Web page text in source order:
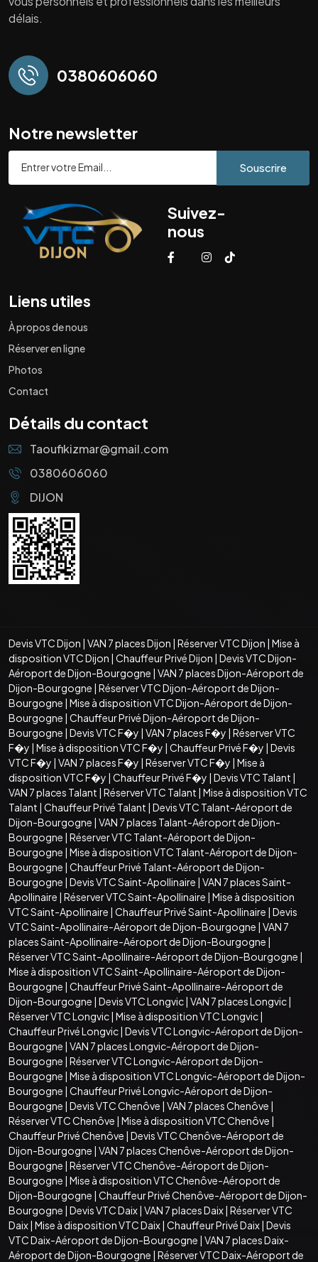
délais.
0380606060
Notre newsletter
Souscrire
Suivez-
nous
Liens utiles
À propos de nous
Réserver en ligne
Photos
Contact
Détails du contact
Taoufikizmar@gmail.com
0380606060
DIJON
Devis VTC Dijon | VAN 7 places Dijon | Réserver VTC Dijon | Mise à
disposition VTC Dijon | Chauffeur Privé Dijon | Devis VTC Dijon-
Aéroport de Dijon-Bourgogne | VAN 7 places Dijon-Aéroport de
Dijon-Bourgogne | Réserver VTC Dijon-Aéroport de Dijon-
Bourgogne | Mise à disposition VTC Dijon-Aéroport de Dijon-
Bourgogne | Chauffeur Privé Dijon-Aéroport de Dijon-
Bourgogne | Devis VTC F�y | VAN 7 places F�y | Réserver VTC
F�y | Mise à disposition VTC F�y | Chauffeur Privé F�y | Devis
VTC F�y | VAN 7 places F�y | Réserver VTC F�y | Mise à
disposition VTC F�y | Chauffeur Privé F�y | Devis VTC Talant |
VAN 7 places Talant | Réserver VTC Talant | Mise à disposition VTC
Talant | Chauffeur Privé Talant | Devis VTC Talant-Aéroport de
Dijon-Bourgogne | VAN 7 places Talant-Aéroport de Dijon-
Bourgogne | Réserver VTC Talant-Aéroport de Dijon-
Bourgogne | Mise à disposition VTC Talant-Aéroport de Dijon-
Bourgogne | Chauffeur Privé Talant-Aéroport de Dijon-
Bourgogne | Devis VTC Saint-Apollinaire | VAN 7 places Saint-
Apollinaire | Réserver VTC Saint-Apollinaire | Mise à disposition
VTC Saint-Apollinaire | Chauffeur Privé Saint-Apollinaire | Devis
VTC Saint-Apollinaire-Aéroport de Dijon-Bourgogne | VAN 7
places Saint-Apollinaire-Aéroport de Dijon-Bourgogne |
Réserver VTC Saint-Apollinaire-Aéroport de Dijon-Bourgogne |
Mise à disposition VTC Saint-Apollinaire-Aéroport de Dijon-
Bourgogne | Chauffeur Privé Saint-Apollinaire-Aéroport de
Dijon-Bourgogne | Devis VTC Longvic| VAN 7 places Longvic|
Réserver VTC Longvic| Mise à disposition VTC Longvic|
Chauffeur Privé Longvic| Devis VTC Longvic-Aéroport de Dijon-
Bourgogne | VAN 7 places Longvic-Aéroport de Dijon-
Bourgogne | Réserver VTC Longvic-Aéroport de Dijon-
Bourgogne | Mise à disposition VTC Longvic-Aéroport de Dijon-
Bourgogne | Chauffeur Privé Longvic-Aéroport de Dijon-
Bourgogne | Devis VTC Chenôve | VAN 7 places Chenôve |
Réserver VTC Chenôve | Mise à disposition VTC Chenôve |
Chauffeur Privé Chenôve | Devis VTC Chenôve-Aéroport de
Dijon-Bourgogne | VAN 7 places Chenôve-Aéroport de Dijon-
Bourgogne | Réserver VTC Chenôve-Aéroport de Dijon-
Bourgogne | Mise à disposition VTC Chenôve-Aéroport de
Dijon-Bourgogne | Chauffeur Privé Chenôve-Aéroport de Dijon-
Bourgogne | Devis VTC Daix| VAN 7 places Daix| Réserver VTC
Daix| Mise à disposition VTC Daix| Chauffeur Privé Daix| Devis
VTC Daix-Aéroport de Dijon-Bourgogne | VAN 7 places Daix-
Aéroport de Dijon-Bourgogne | Réserver VTC Daix-Aéroport de